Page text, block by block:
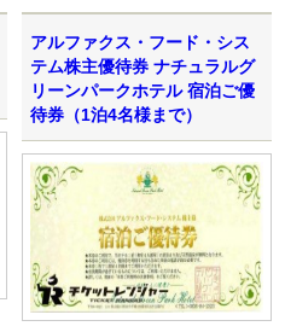
アルファクス・フード・シス
テム株主優待券 ナチュラルグ
リーンパークホテル 宿泊ご優
待券（1泊4名様まで）